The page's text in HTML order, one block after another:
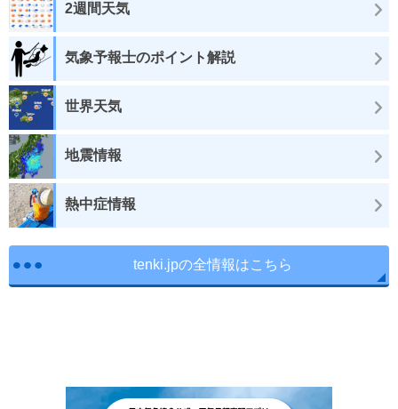
2週間天気
気象予報士のポイント解説
世界天気
地震情報
熱中症情報
tenki.jpの全情報はこちら